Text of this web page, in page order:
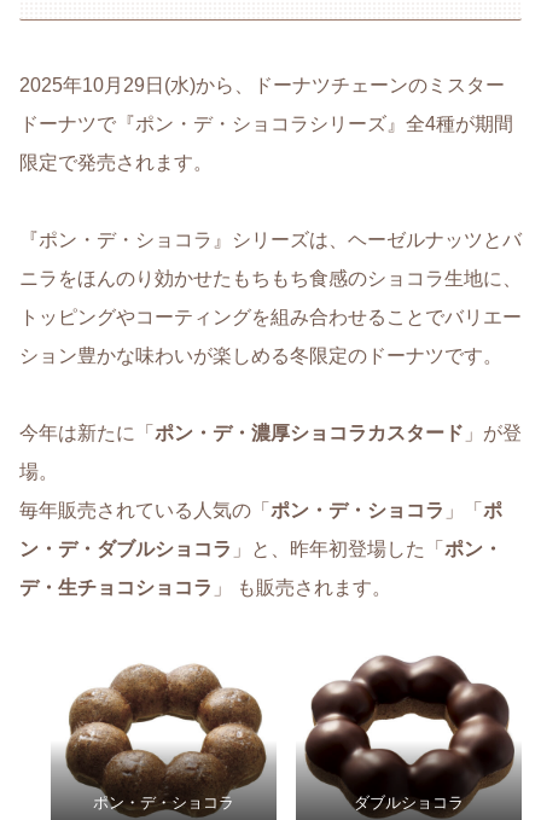
2025年10月29日(水)から、ドーナツチェーンのミスター
ドーナツで『ポン・デ・ショコラシリーズ』全4種が期間
限定で発売されます。
『ポン・デ・ショコラ』シリーズは、ヘーゼルナッツとバ
ニラをほんのり効かせたもちもち食感のショコラ生地に、
トッピングやコーティングを組み合わせることでバリエー
ション豊かな味わいが楽しめる冬限定のドーナツです。
今年は新たに「 ポン・デ・濃厚ショコラカスタード 」が登
場。
毎年販売されている人気の「 ポン・デ・ショコラ 」「 ポ
ン・デ・ダブルショコラ 」と、昨年初登場した「 ポン・
デ・生チョコショコラ 」 も販売されます。
ポン・デ・ショコラ ダブルショコラ